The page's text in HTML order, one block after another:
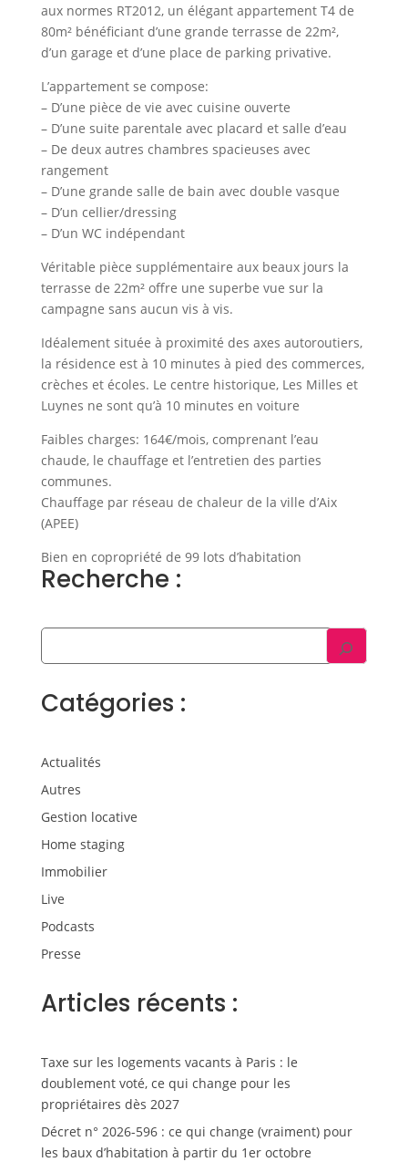
aux normes RT2012, un élégant appartement T4 de
80m² bénéficiant d’une grande terrasse de 22m²,
d’un garage et d’une place de parking privative.
L’appartement se compose:
– D’une pièce de vie avec cuisine ouverte
– D’une suite parentale avec placard et salle d’eau
– De deux autres chambres spacieuses avec
rangement
– D’une grande salle de bain avec double vasque
– D’un cellier/dressing
– D’un WC indépendant
Véritable pièce supplémentaire aux beaux jours la
terrasse de 22m² offre une superbe vue sur la
campagne sans aucun vis à vis.
Idéalement située à proximité des axes autoroutiers,
la résidence est à 10 minutes à pied des commerces,
crèches et écoles. Le centre historique, Les Milles et
Luynes ne sont qu’à 10 minutes en voiture
Faibles charges: 164€/mois, comprenant l’eau
chaude, le chauffage et l’entretien des parties
communes.
Chauffage par réseau de chaleur de la ville d’Aix
(APEE)
Bien en copropriété de 99 lots d’habitation
Recherche :
Catégories :
Actualités
Autres
Gestion locative
Home staging
Immobilier
Live
Podcasts
Presse
Articles récents :
Taxe sur les logements vacants à Paris : le
doublement voté, ce qui change pour les
propriétaires dès 2027
Décret n° 2026-596 : ce qui change (vraiment) pour
les baux d’habitation à partir du 1er octobre